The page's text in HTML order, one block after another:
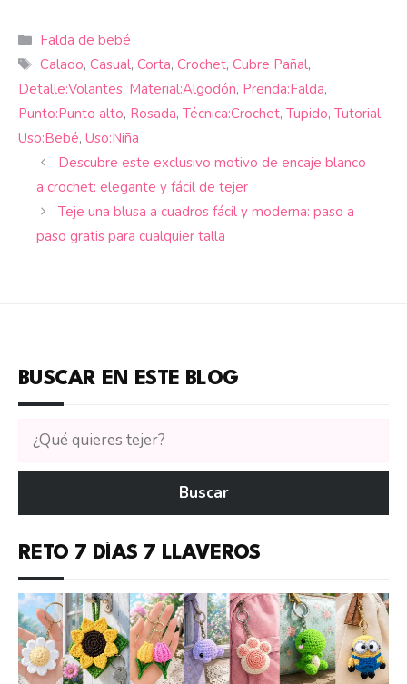
Categorías
Falda de bebé
Etiquetas
Calado, Casual, Corta, Crochet, Cubre Pañal,
Detalle:Volantes, Material:Algodón, Prenda:Falda,
Punto:Punto alto, Rosada, Técnica:Crochet, Tupido, Tutorial,
Uso:Bebé, Uso:Niña
Descubre este exclusivo motivo de encaje blanco
a crochet: elegante y fácil de tejer
Teje una blusa a cuadros fácil y moderna: paso a
paso gratis para cualquier talla
BUSCAR EN ESTE BLOG
Buscar
tutoriales
en
Buscar
RETO 7 DÍAS 7 LLAVEROS